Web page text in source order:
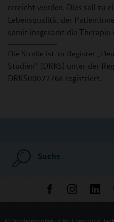
erreicht werden. Dies soll zu
Lebensqualität der
somit insgesamt die Therapie
Die Studie ist im Register
Studien“ (DRKS) unter der
DRKS00022768 registriert.
Suche